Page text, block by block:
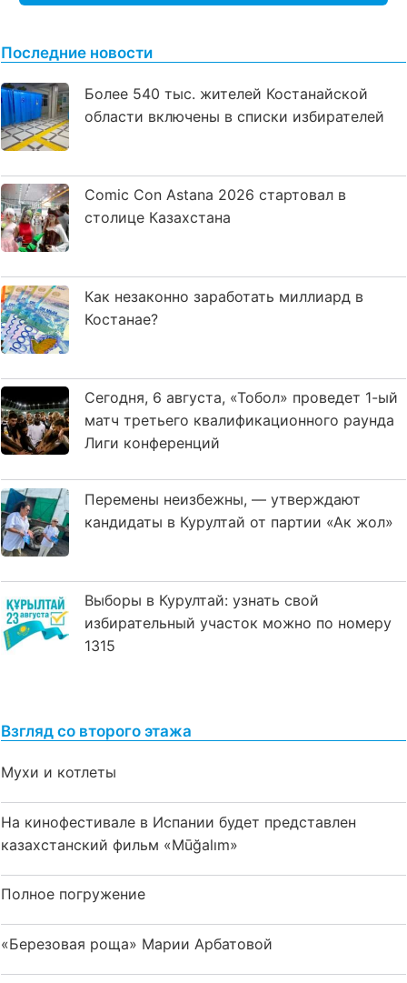
Последние новости
Более 540 тыс. жителей Костанайской
области включены в списки избирателей
Comic Con Astana 2026 стартовал в
столице Казахстана
Как незаконно заработать миллиард в
Костанае?
Сегодня, 6 августа, «Тобол» проведет 1-ый
матч третьего квалификационного раунда
Лиги конференций
Перемены неизбежны, — утверждают
кандидаты в Курултай от партии «Ак жол»
Выборы в Курултай: узнать свой
избирательный участок можно по номеру
1315
Взгляд со второго этажа
Мухи и котлеты
На кинофестивале в Испании будет представлен
казахстанский фильм «Mūğalım»
Полное погружение
«Березовая роща» Марии Арбатовой